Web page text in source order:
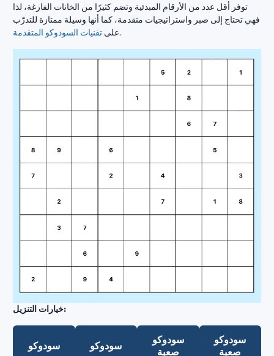
توفر أقل عدد من الأرقام المبدئية وتضم كثيرًا من الخانات الفارغة، لذا
فهي تحتاج إلى صبر واستراتيجيات متقدمة، كما أنها وسيلة ممتازة للتدرّب
على تقنيات السودوكو المتقدمة .
خيارات التنزيل:
سودوكو
سودوكو
سودوكو
صعبة
سودوكو
صعبة